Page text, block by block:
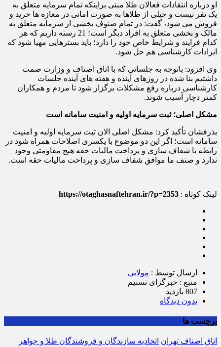
او درباره انتقادات فعالان طلا مبنی براینکه تمام سرمایه متعلق به
یک نفر نیست و خیلی از طلاها به صورت امانی در مغازه ها خرید و
فروش می شود، گفت: در تمام صنوف بخشی از سرمایه متعلق به
مالک و بخشی متعلق به افراد دیگر است؛ 21 رسته داریم که هر
کدام فرایند و شرایط خاص خود را دارد؛ باید بسترهایی مهیا شود که
ایرادات کارشناسی هم حل شود.
وی افزود: باتوجه به جلساتی که با اتاق اصناف و وزارت صمت
داشتیم بنا شده در روزهای آینده و هفته های آینده جلسات
کارشناسی درباره رفع مشکلات برگزار شود تا مردم و همکاران
کمتر دچار آسیب شوند.
مشکل اصلی؛ ثبت سرمایه اولیه و امنیت سامانه است
بذرفشان تأکید کرد: مشکل اصلی الان ثبت سرمایه اولیه و امنیت
سامانه است؛ اگر این دو موضوع با یکسری اصلاحات همراه شود در
رابطه با شفاف سازی و پرداخت مالیات حقه هیچ مقاومتی وجود
ندارد و صنف ما موافق شفاف سازی و پرداخت مالیات حقه است.
لینک کوتاه : https://otaghasnaftehran.ir/?p=2353
ارسال توسط : مولایی
منبع : خبرگزای تسنیم
807 بازدید
بدون دیدگاه
برچسب ها
اتاق اصناف تهران اتحادیه سازندگان و فروشندگان طلا و جواهر